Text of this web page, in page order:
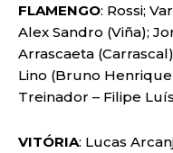
FLAMENGO: Rossi;
Alex Sandro (Viña);
Arrascaeta
Lino (Bruno
Treinador – Filipe
VITÓRIA: Lucas